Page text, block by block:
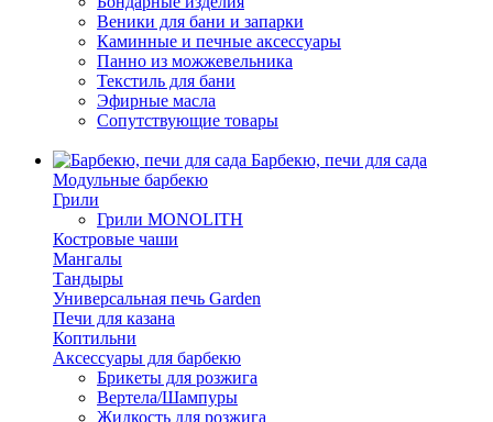
Веники для бани и запарки
Каминные и печные аксессуары
Панно из можжевельника
Текстиль для бани
Эфирные масла
Сопутствующие товары
Барбекю, печи для сада
Модульные барбекю
Грили
Грили MONOLITH
Костровые чаши
Мангалы
Тандыры
Универсальная печь Garden
Печи для казана
Коптильни
Аксессуары для барбекю
Брикеты для розжига
Вертела/Шампуры
Жидкость для розжига